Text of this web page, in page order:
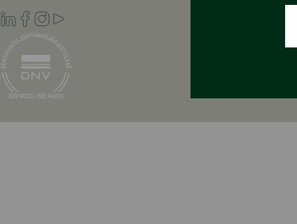
LinkedIn
Facebook
Instagram